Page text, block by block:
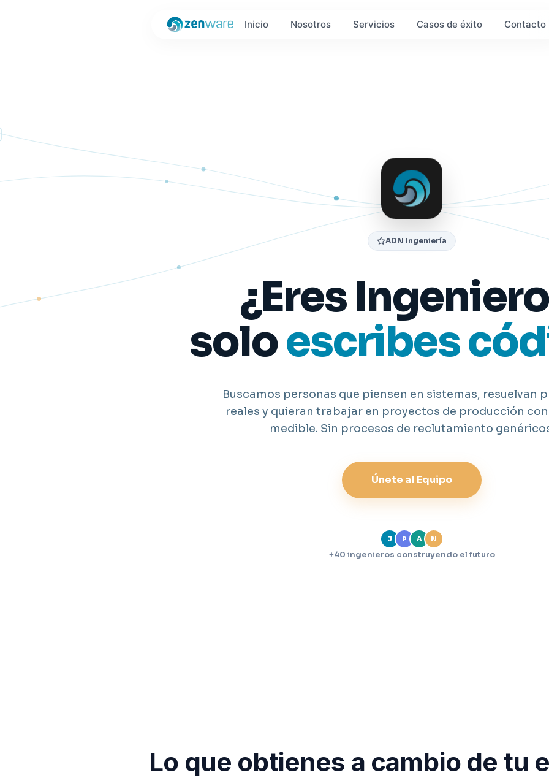
Inicio Nosotros Servicios Casos de éxito Contacto
ADN Ingeniería
¿Eres
soloescribes
Buscamos personas que piensen en sistemas, resuelvan
reales y quieran trabajar en proyectos de producción
medible. Sin procesos de reclutamiento
Únete al Equipo
J P A N
+40 ingenieros construyendo el futuro
Lo que obtienes a cambio de tu